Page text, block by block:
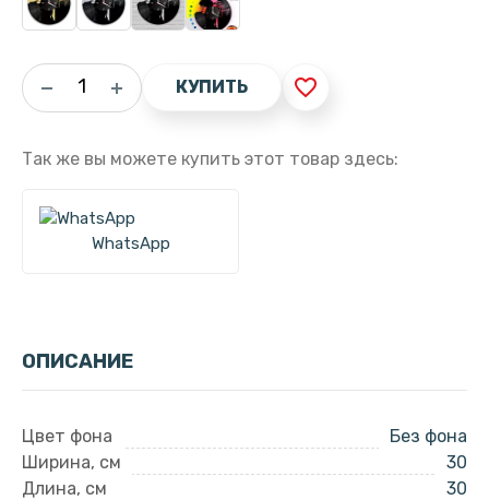
КУПИТЬ favorite_border
Так же вы можете купить этот товар здесь:
WhatsApp
ОПИСАНИЕ
Цвет фона
Без фона
Ширина, см
30
Длина, см
30